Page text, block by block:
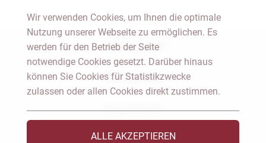
Notar Dresden
Fachgebiete
Das Notariat
Wir verwenden Cookies, um Ihnen die optimale
Nutzung unserer Webseite zu ermöglichen. Es
werden für den Betrieb der Seite
notwendige Cookies gesetzt. Darüber hinaus
können Sie Cookies für Statistikzwecke
zulassen oder allen Cookies direkt zustimmen.
ALLE AKZEPTIEREN